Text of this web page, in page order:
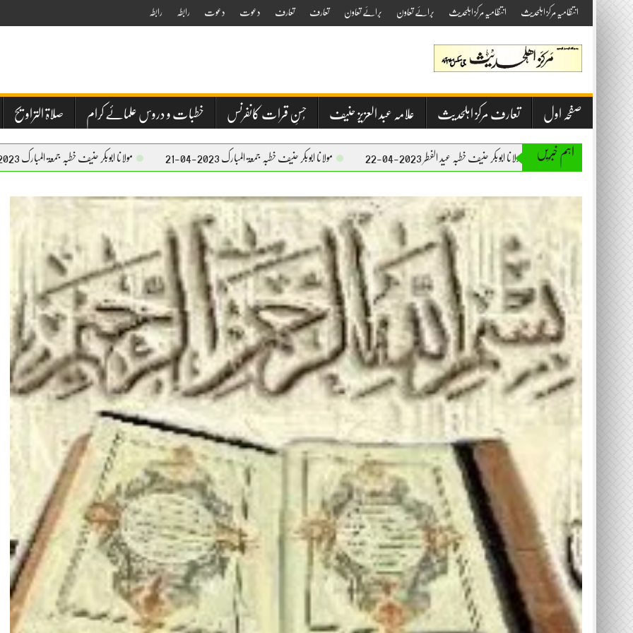
Skip
to
content
انتظامیہ مرکز اہلحدیث انتظامیہ مرکز اہلحدیث برائے تعاون برائے تعاون تعارف تعارف دعوت دعوت رابطہ رابطہ
صفحہ اول تعارف مرکز اہلحدیث علامہ عبد العزیز حنیف حُسنِ قرات کانفرنس خطبات و دروس علمائے کرام صلاۃ التراویح
اہم خبریں
مولانا ابوبکر حنیف خطبہ عید الفطر 2023-04-22 مولانا ابوبکر حنیف خطبہ جمعۃ المبارک 2023-04-21 مولانا ابوبکر حنیف خطبہ جمعۃ المبارک 2023-04-21